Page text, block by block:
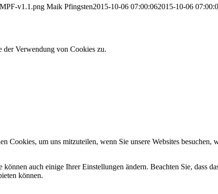
v1.1.png Maik Pfingsten2015-10-06 07:00:062015-10-06
der Verwendung von Cookies zu.
um uns mitzuteilen, wenn Sie unsere Websites besuchen,
auch einige Ihrer Einstellungen ändern. Beachten Sie, dass
können.